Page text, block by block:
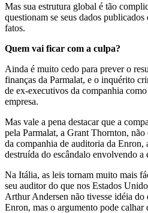
Mas sua estrutura global é tão
questionam se seus dados
fatos.
Quem vai ficar com a culpa?
Ainda é muito cedo para prever o
finanças da Parmalat, e o inquérito
de ex-executivos da companhia
empresa.
Mas vale a pena destacar que a
pela Parmalat, a Grant Thornton,
da companhia de auditoria da Enron,
destruída do escândalo envolvendo a
Na Itália, as leis tornam muito mais
seu auditor do que nos Estados
Arthur Andersen não tivesse idéia do
Enron, mas o argumento pode